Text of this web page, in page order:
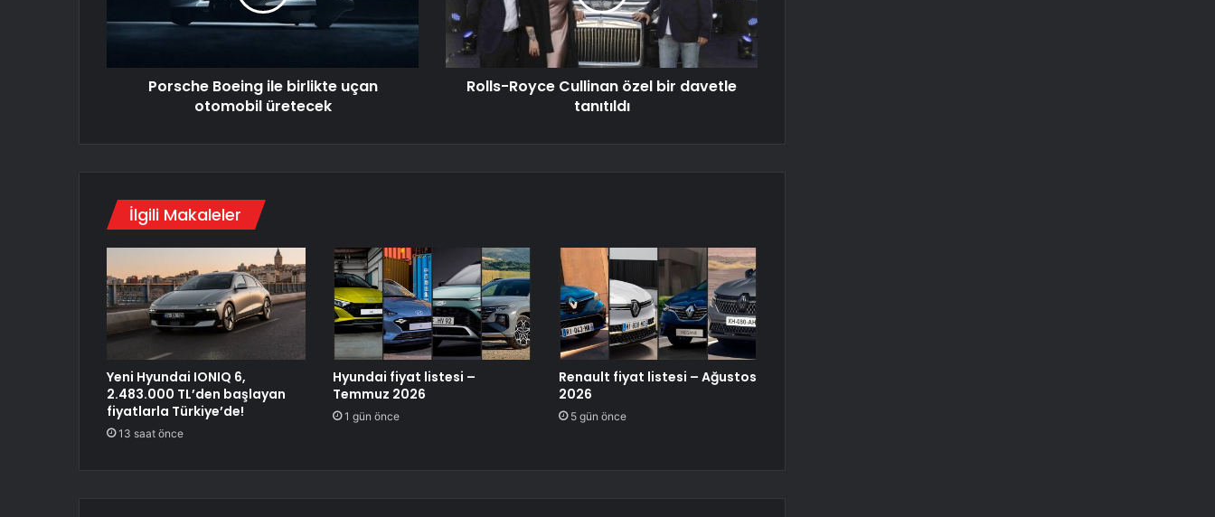
üretecek
Porsche Boeing ile birlikte uçan
otomobil üretecek
davetle
tanıtıldı
Rolls-Royce Cullinan özel bir davetle
tanıtıldı
İlgili Makaleler
Yeni Hyundai IONIQ 6,
2.483.000 TL’den başlayan
fiyatlarla Türkiye’de!
13 saat önce
Hyundai fiyat listesi –
Temmuz 2026
1 gün önce
Renault fiyat listesi – Ağustos
2026
5 gün önce